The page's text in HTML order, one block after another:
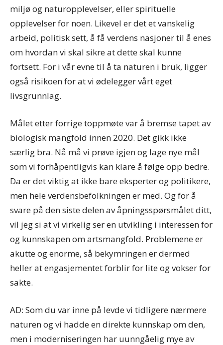
miljø og naturopplevelser, eller spirituelle
opplevelser for noen. Likevel er det et vanskelig
arbeid, politisk sett, å få verdens nasjoner til å enes
om hvordan vi skal sikre at dette skal kunne
fortsett. For i vår evne til å ta naturen i bruk, ligger
også risikoen for at vi ødelegger vårt eget
livsgrunnlag.
Målet etter forrige toppmøte var å bremse tapet av
biologisk mangfold innen 2020. Det gikk ikke
særlig bra. Nå må vi prøve igjen og lage nye mål
som vi forhåpentligvis kan klare å følge opp bedre.
Da er det viktig at ikke bare eksperter og politikere,
men hele verdensbefolkningen er med. Og for å
svare på den siste delen av åpningsspørsmålet ditt,
vil jeg si at vi virkelig ser en utvikling i interessen for
og kunnskapen om artsmangfold. Problemene er
akutte og enorme, så bekymringen er dermed
heller at engasjementet forblir for lite og vokser for
sakte.
AD: Som du var inne på levde vi tidligere nærmere
naturen og vi hadde en direkte kunnskap om den,
men i moderniseringen har uunngåelig mye av